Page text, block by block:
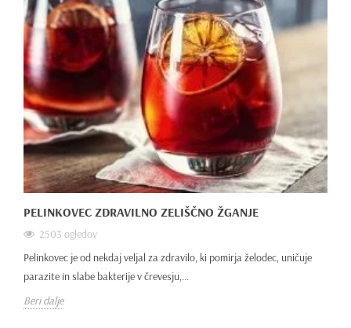
PELINKOVEC ZDRAVILNO ZELIŠČNO ŽGANJE
2503 ogledov
Pelinkovec je od nekdaj veljal za zdravilo, ki pomirja želodec, uničuje
parazite in slabe bakterije v črevesju,...
Beri dalje